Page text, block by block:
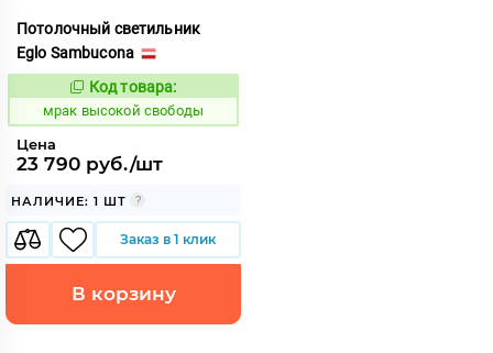
Потолочный светильник
Eglo Sambucona
Код:
1048960
Код товара:
мрак высокой свободы
Цена
23 790 руб./шт
НАЛИЧИЕ: 1 ШТ
Заказ в 1 клик
В корзину